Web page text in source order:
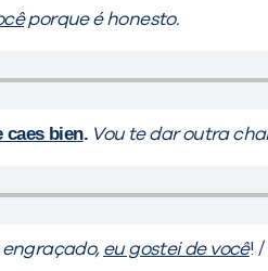
porque é honesto.
caes bien. Vou te dar outra
engraçado, eu gostei de você! /